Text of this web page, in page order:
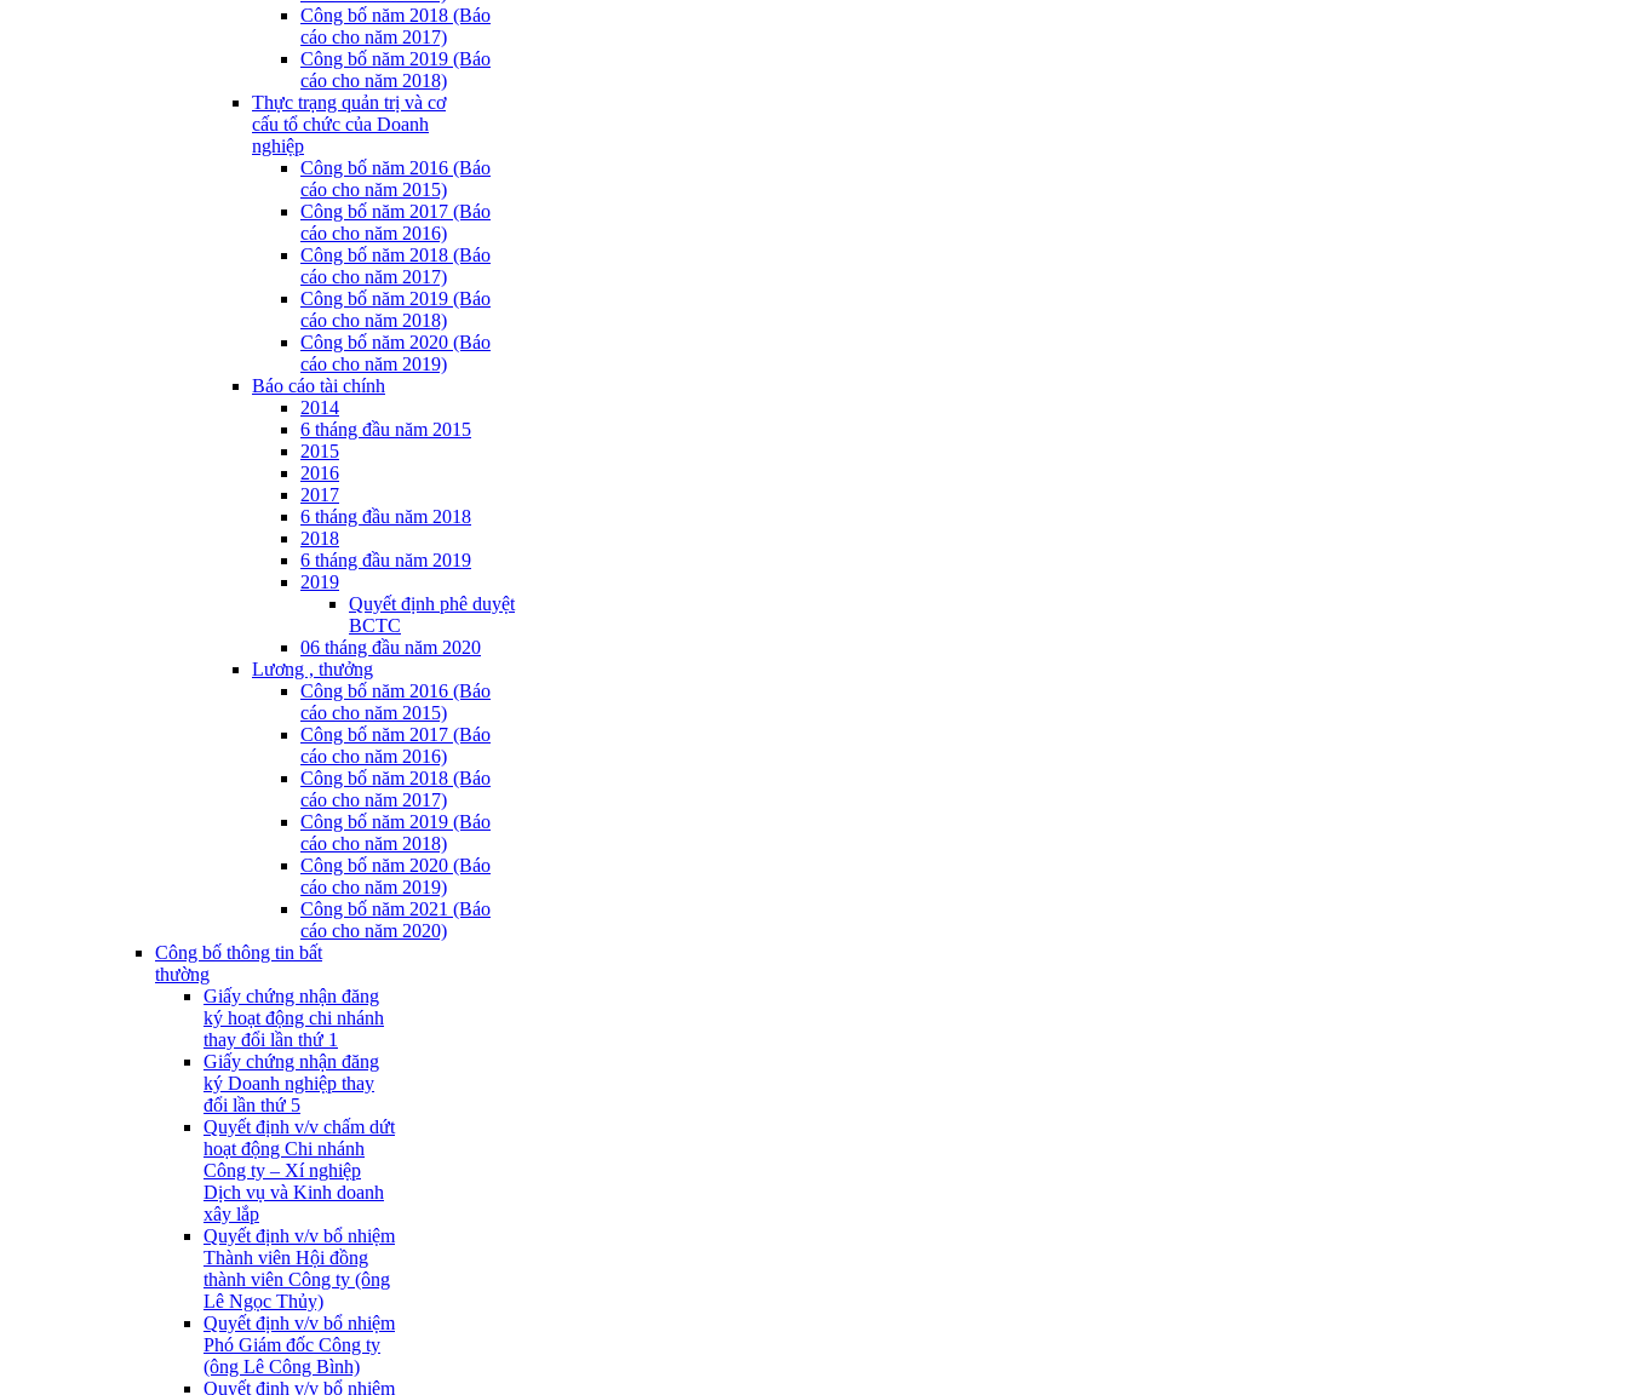
Công bố năm 2018 (Báo
cáo cho năm 2017)
Công bố năm 2019 (Báo
cáo cho năm 2018)
Thực trạng quản trị và cơ
cấu tổ chức của Doanh
nghiệp
Công bố năm 2016 (Báo
cáo cho năm 2015)
Công bố năm 2017 (Báo
cáo cho năm 2016)
Công bố năm 2018 (Báo
cáo cho năm 2017)
Công bố năm 2019 (Báo
cáo cho năm 2018)
Công bố năm 2020 (Báo
cáo cho năm 2019)
Báo cáo tài chính
2014
6 tháng đầu năm 2015
2015
2016
2017
6 tháng đầu năm 2018
2018
6 tháng đầu năm 2019
2019
Quyết định phê duyệt
BCTC
06 tháng đầu năm 2020
Lương , thưởng
Công bố năm 2016 (Báo
cáo cho năm 2015)
Công bố năm 2017 (Báo
cáo cho năm 2016)
Công bố năm 2018 (Báo
cáo cho năm 2017)
Công bố năm 2019 (Báo
cáo cho năm 2018)
Công bố năm 2020 (Báo
cáo cho năm 2019)
Công bố năm 2021 (Báo
cáo cho năm 2020)
Công bố thông tin bất
thường
Giấy chứng nhận đăng
ký hoạt động chi nhánh
thay đổi lần thứ 1
Giấy chứng nhận đăng
ký Doanh nghiệp thay
đổi lần thứ 5
Quyết định v/v chấm dứt
hoạt động Chi nhánh
Công ty – Xí nghiệp
Dịch vụ và Kinh doanh
xây lắp
Quyết định v/v bổ nhiệm
Thành viên Hội đồng
thành viên Công ty (ông
Lê Ngọc Thủy)
Quyết định v/v bổ nhiệm
Phó Giám đốc Công ty
(ông Lê Công Bình)
Quyết định v/v bổ nhiệm